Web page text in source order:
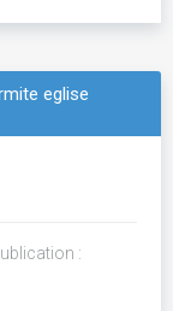
eglise
: